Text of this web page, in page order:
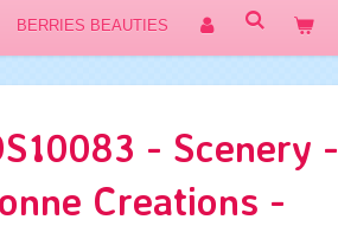
BERRIES BEAUTIES
- Scenery -
Creations -